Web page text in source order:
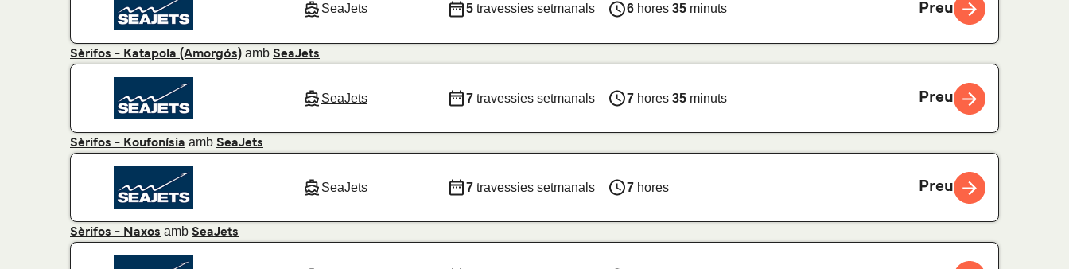
SeaJets 5 travessies setmanals 6 hores 35 minuts Preu
Sèrifos - Katapola (Amorgós) amb SeaJets
SeaJets 7 travessies setmanals 7 hores 35 minuts Preu
Sèrifos - Koufonísia amb SeaJets
SeaJets 7 travessies setmanals 7 hores Preu
Sèrifos - Naxos amb SeaJets